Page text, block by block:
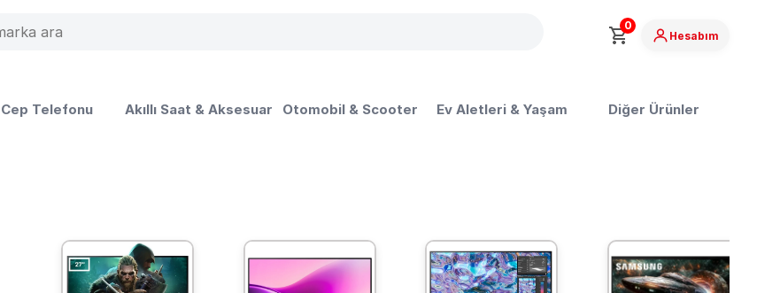
0
Hesabım
Cep Telefonu Akıllı Saat & Aksesuar Otomobil & Scooter Ev Aletleri & Yaşam Diğer Ürünler